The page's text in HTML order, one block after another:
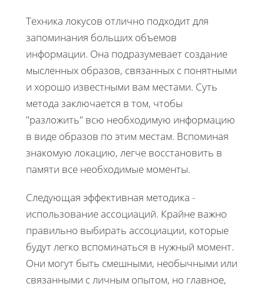
Техника локусов отлично подходит для
запоминания больших объемов
информации. Она подразумевает создание
мысленных образов, связанных с понятными
и хорошо известными вам местами. Суть
метода заключается в том, чтобы
"разложить" всю необходимую информацию
в виде образов по этим местам. Вспоминая
знакомую локацию, легче восстановить в
памяти все необходимые моменты.
Следующая эффективная методика -
использование ассоциаций. Крайне важно
правильно выбирать ассоциации, которые
будут легко вспоминаться в нужный момент.
Они могут быть смешными, необычными или
связанными с личным опытом, но главное,